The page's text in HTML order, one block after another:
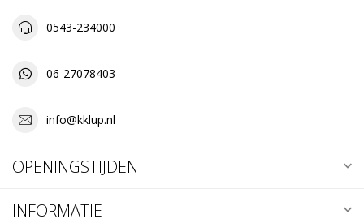
0543-234000
06-27078403
info@kklup.nl
OPENINGSTIJDEN
INFORMATIE